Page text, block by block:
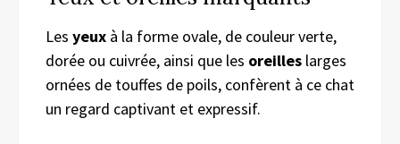
Les yeux à la forme ovale, de couleur verte,
dorée ou cuivrée, ainsi que les oreilles larges
ornées de touffes de poils, confèrent à ce chat
un regard captivant et expressif.